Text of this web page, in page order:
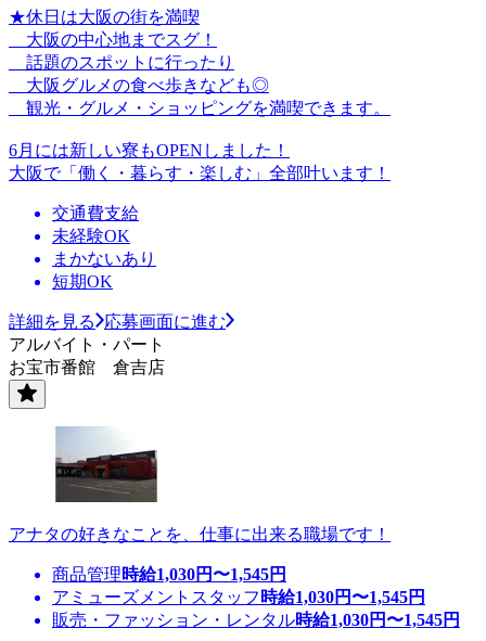
★休日は大阪の街を満喫
大阪の中心地までスグ！
話題のスポットに行ったり
大阪グルメの食べ歩きなども◎
観光・グルメ・ショッピングを満喫できます。
6月には新しい寮もOPENしました！
大阪で「働く・暮らす・楽しむ」全部叶います！
交通費支給
未経験OK
まかないあり
短期OK
詳細を見る
応募画面に進む
アルバイト・パート
お宝市番館 倉吉店
アナタの好きなことを、仕事に出来る職場です！
商品管理時給1,030円〜1,545円
アミューズメントスタッフ 時給1,030円〜1,545円
販売・ファッション・レンタル時給1,030円〜1,545円